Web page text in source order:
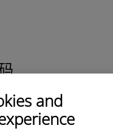
and
。